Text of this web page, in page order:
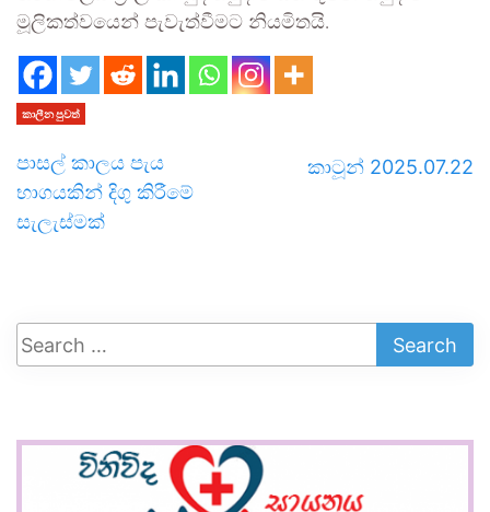
මූලිකත්වයෙන් පැවැත්වීමට නියමිතයි.
කාලීන පුවත්
පාසල් කාලය පැය
භාගයකින් දිගු කිරීමේ
සැලැස්මක්
කාටූන් 2025.07.22